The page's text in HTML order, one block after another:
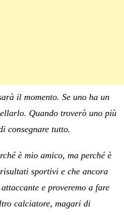
il momento. Se uno ha un
Quando troverò uno più
consegnare tutto.
è mio amico, ma perché è
sportivi e che ancora
e proveremo a fare
calciatore, magari di